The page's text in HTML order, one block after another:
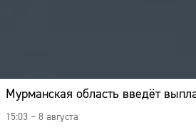
Мурманская область введёт
15:03 – 8 августа